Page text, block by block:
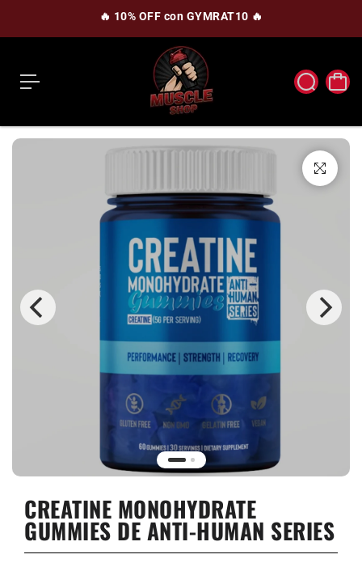
n
d
o
🔥 10% OFF con GYMRAT10 🔥
CREATINE MONOHYDRATE
GUMMIES DE ANTI-HUMAN SERIES